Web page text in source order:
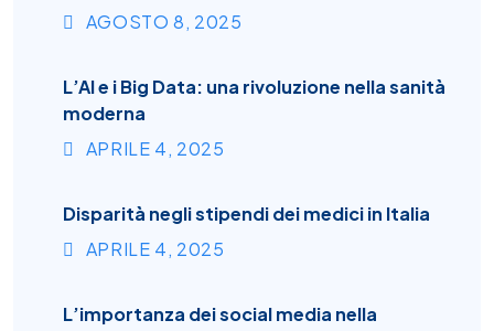
l’efficienza dello studio
AGOSTO8, 2025
L’AI e i Big Data: una rivoluzione nella sanità
moderna
APRILE 4, 2025
Disparità negli stipendi dei medici in Italia
APRILE 4, 2025
L’importanza dei social media nella